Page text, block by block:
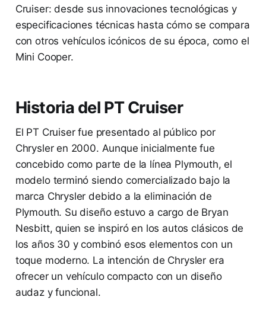
Cruiser: desde sus innovaciones tecnológicas y
especificaciones técnicas hasta cómo se compara
con otros vehículos icónicos de su época, como el
Mini Cooper.
Historia del PT Cruiser
El PT Cruiser fue presentado al público por
Chrysler en 2000. Aunque inicialmente fue
concebido como parte de la línea Plymouth, el
modelo terminó siendo comercializado bajo la
marca Chrysler debido a la eliminación de
Plymouth. Su diseño estuvo a cargo de Bryan
Nesbitt, quien se inspiró en los autos clásicos de
los años 30 y combinó esos elementos con un
toque moderno. La intención de Chrysler era
ofrecer un vehículo compacto con un diseño
audaz y funcional.